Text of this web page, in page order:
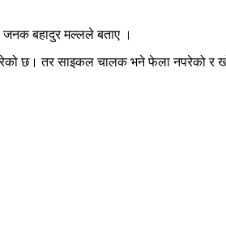
जनक बहादुर मल्लले बताए ।
परेको छ। तर साइकल चालक भने फेला नपरेको र